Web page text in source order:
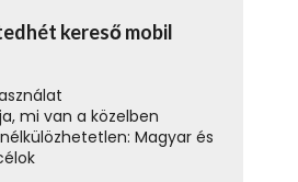
kereső mobil
mi van a közelben
Magyar és